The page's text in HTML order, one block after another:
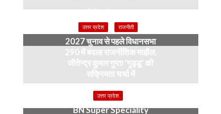
2 weeks ago
उत्तर प्रदेश राजनीती
2027 चुनाव से पहले विधानसभा
290 में बदला राजनीतिक माहौल,
जीतेन्द्र कुमार गुप्ता ‘गुड्डू’ की
सक्रियता चर्चा में
4 months ago
उत्तर प्रदेश
BN Super Speciality